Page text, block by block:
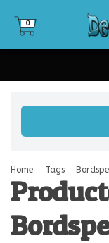
0
0
Home Tags